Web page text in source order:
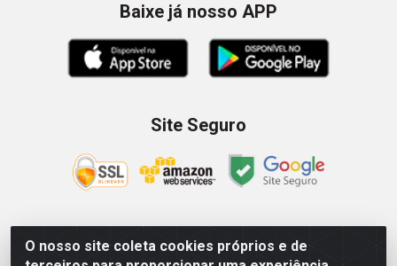
O nosso site coleta cookies próprios e de
Baixe já nosso APP
Site Seguro
Zein Importação e Comércio LTDA - Av. Senador Queiróz, 274